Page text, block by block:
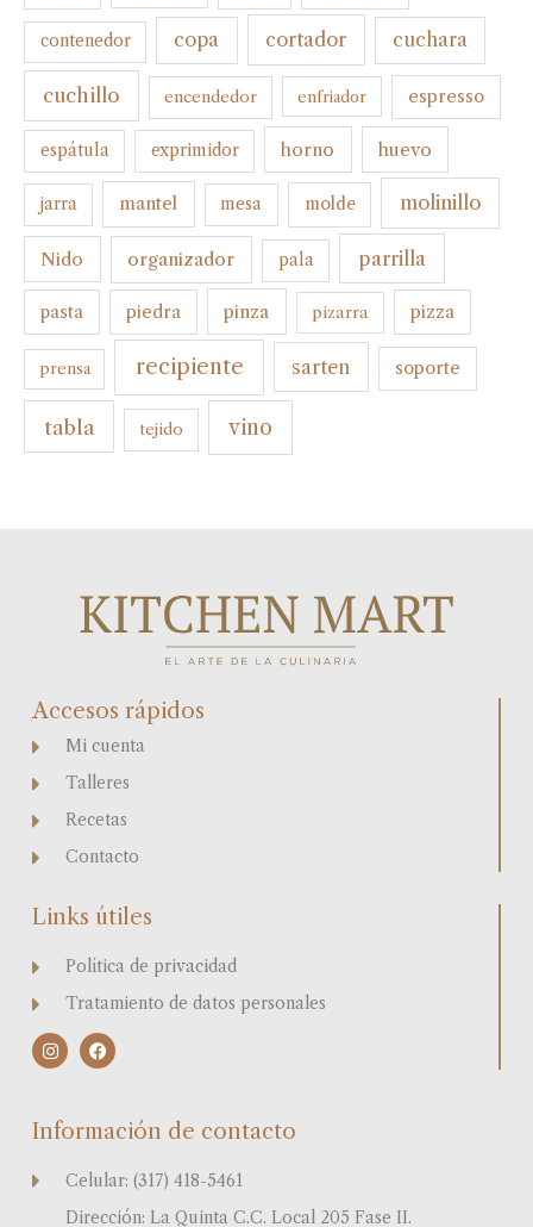
contenedor copa cortador cuchara
cuchillo encendedor enfriador espresso
espátula exprimidor horno huevo
jarra mantel mesa molde molinillo
Nido organizador pala parrilla
pasta piedra pinza pizarra pizza
prensa recipiente sarten soporte
tabla tejido vino
Accesos rápidos
Mi cuenta
Talleres
Recetas
Contacto
Links útiles
Política de privacidad
Tratamiento de datos personales
I
n
g
F
a
o
k
Información de contacto
Celular: (317) 418-5461
Dirección: La Quinta C.C. Local 205 Fase II.